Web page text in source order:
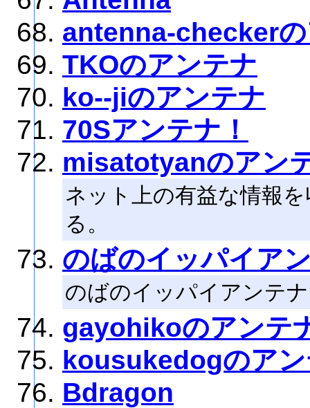
antenna-checker
TKOのアンテナ
ko--jiのアンテナ
70Sアンテナ！
misatotyanのアン
ネット上の有益な情報
る。
のばのイッパイア
のばのイッパイアンテ
gayohikoのアンテ
kousukedogのア
Bdragon